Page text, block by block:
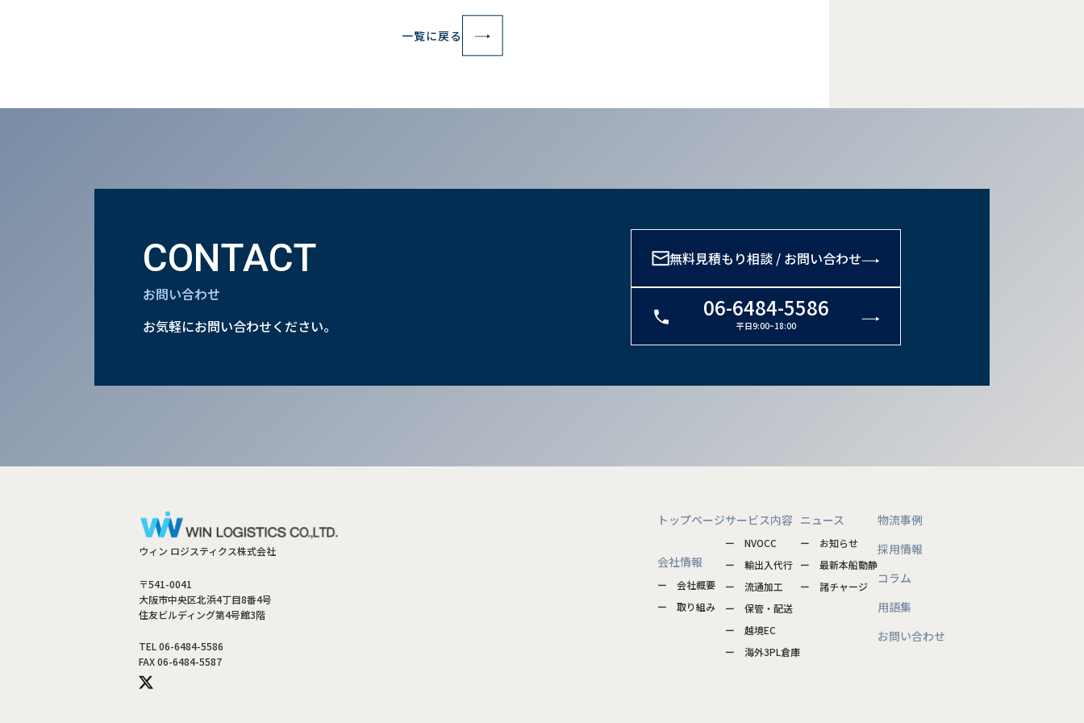
一覧に戻る
CONTACT
お問い合わせ
お気軽にお問い合わせください。
無料見積もり相談 / お問い合わせ
06-6484-5586
平日9:00~18:00
ウィン ロジスティクス株式会社
〒541-0041
大阪市中央区北浜4丁目8番4号
住友ビルディング第4号館3階
TEL 06-6484-5586
FAX 06-6484-5587
トップページ
会社情報
ー 会社概要
ー 取り組み
サービス内容
ー NVOCC
ー 輸出入代行
ー 流通加工
ー 保管・配送
ー 越境EC
ー 海外3PL倉庫
ニュース
ー お知らせ
ー 最新本船動静
ー 諸チャージ
物流事例
採用情報
コラム
用語集
お問い合わせ